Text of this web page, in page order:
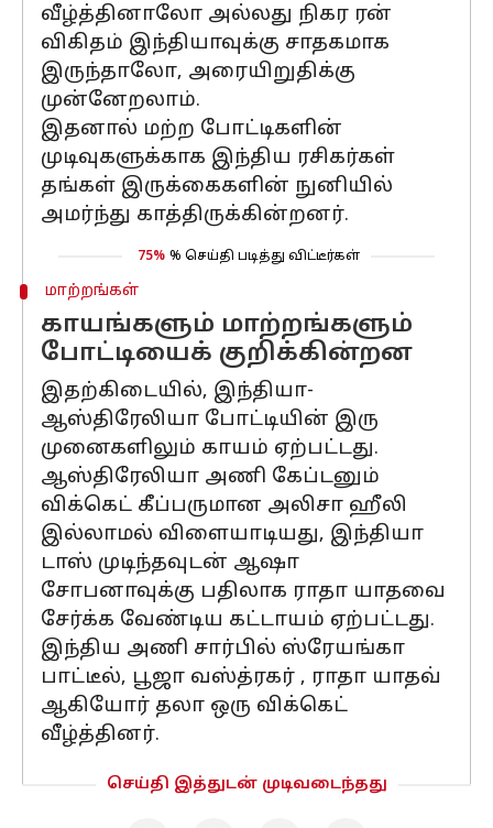
வீழ்த்தினாலோ அல்லது நிகர ரன்
விகிதம் இந்தியாவுக்கு சாதகமாக
இருந்தாலோ, அரையிறுதிக்கு
முன்னேறலாம்.
இதனால் மற்ற போட்டிகளின்
முடிவுகளுக்காக இந்திய ரசிகர்கள்
தங்கள் இருக்கைகளின் நுனியில்
அமர்ந்து காத்திருக்கின்றனர்.
75% % செய்தி படித்து விட்டீர்கள்
மாற்றங்கள்
காயங்களும் மாற்றங்களும்
போட்டியைக் குறிக்கின்றன
இதற்கிடையில், இந்தியா-
ஆஸ்திரேலியா போட்டியின் இரு
முனைகளிலும் காயம் ஏற்பட்டது.
ஆஸ்திரேலியா அணி கேப்டனும்
விக்கெட் கீப்பருமான அலிசா ஹீலி
இல்லாமல் விளையாடியது, இந்தியா
டாஸ் முடிந்தவுடன் ஆஷா
சோபனாவுக்கு பதிலாக ராதா யாதவை
சேர்க்க வேண்டிய கட்டாயம் ஏற்பட்டது.
இந்திய அணி சார்பில் ஸ்ரேயங்கா
பாட்டீல், பூஜா வஸ்த்ரகர் , ராதா யாதவ்
ஆகியோர் தலா ஒரு விக்கெட்
வீழ்த்தினர்.
செய்தி இத்துடன் முடிவடைந்தது